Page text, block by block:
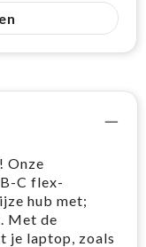
Onze
C flex-
hub met;
Met de
je laptop, zoals